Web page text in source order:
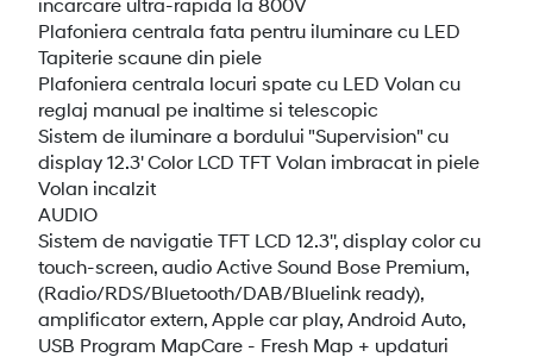
Plafoniera centrala fata pentru iluminare cu LED
Tapiterie scaune din piele
Plafoniera centrala locuri spate cu LED Volan cu
reglaj manual pe inaltime si telescopic
Sistem de iluminare a bordului "Supervision" cu
display 12.3' Color LCD TFT Volan imbracat in piele
Volan incalzit
AUDIO
Sistem de navigatie TFT LCD 12.3'', display color cu
touch-screen, audio Active Sound Bose Premium,
(Radio/RDS/Bluetooth/DAB/Bluelink ready),
amplificator extern, Apple car play, Android Auto,
USB Program MapCare - Fresh Map + updaturi